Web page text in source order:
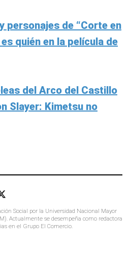
personajes de “Corte en
quién en la película de
del Arco del Castillo
Slayer: Kimetsu no
Social por la Universidad Nacional Mayor
Actualmente se desempeña como redactora
en el Grupo El Comercio.